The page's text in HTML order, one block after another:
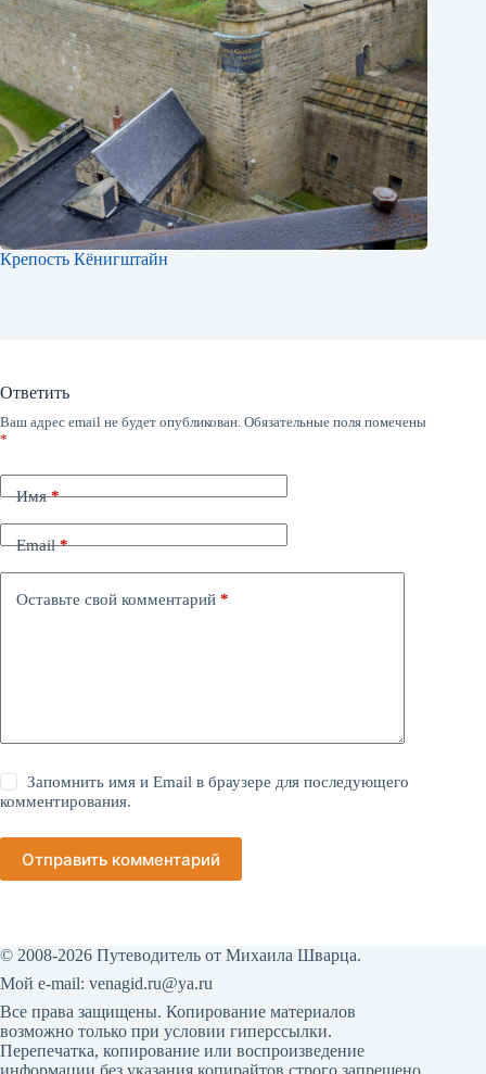
Крепость Кёнигштайн
Ответить
Ваш адрес email не будет опубликован. Обязательные поля помечены
*
Имя*
Email*
Оставьте свой комментарий *
Запомнить имя и Email в браузере для последующего
комментирования.
Отправить комментарий
© 2008-2026 Путеводитель от Михаила Шварца.
Мой е-mail: venagid.ru@ya.ru
Все права защищены. Копирование материалов
возможно только при условии гиперссылки.
Перепечатка, копирование или воспроизведение